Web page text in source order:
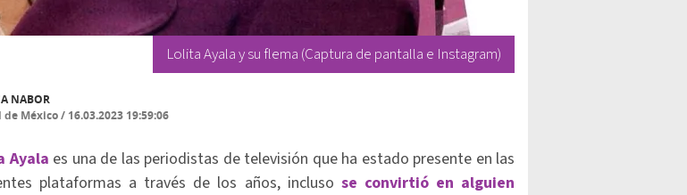
Lolita Ayala y su flema (Captura de pantalla e Instagram)
NABOR
de México/ 16.03.2023 19:59:06
Ayala es una de las periodistas de televisión que ha estado presente en las
plataformas a través de los años, incluso se convirtió en alguien